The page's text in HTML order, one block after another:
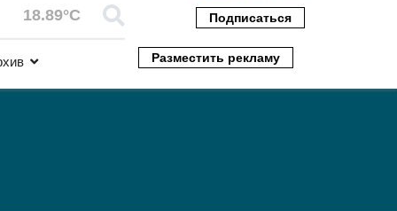
18.89°C Подписаться
Разместить рекламу